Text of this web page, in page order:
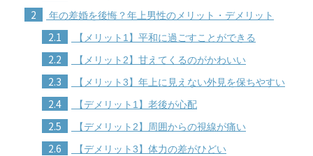
2 年の差婚を後悔？年上男性のメリット・デメリット
2.1 【メリット1】平和に過ごすことができる
2.2 【メリット2】甘えてくるのがかわいい
2.3 【メリット3】年上に見えない外見を保ちやすい
2.4 【デメリット1】老後が心配
2.5 【デメリット2】周囲からの視線が痛い
2.6 【デメリット3】体力の差がひどい